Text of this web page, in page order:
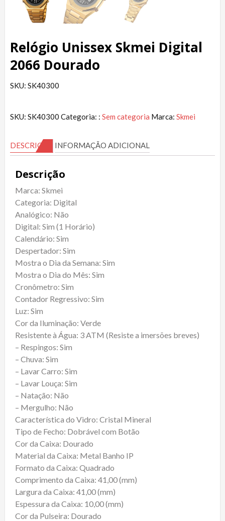
Relógio Unissex Skmei Digital
2066 Dourado
SKU: SK40300
SKU: SK40300 Categoria: : Sem categoria Marca: Skmei
DESCRIÇÃO INFORMAÇÃO ADICIONAL
Descrição
Marca: Skmei
Categoria: Digital
Analógico: Não
Digital: Sim (1 Horário)
Calendário: Sim
Despertador: Sim
Mostra o Dia da Semana: Sim
Mostra o Dia do Mês: Sim
Cronômetro: Sim
Contador Regressivo: Sim
Luz: Sim
Cor da Iluminação: Verde
Resistente à Água: 3 ATM (Resiste a imersões breves)
– Respingos: Sim
– Chuva: Sim
– Lavar Carro: Sim
– Lavar Louça: Sim
– Natação: Não
– Mergulho: Não
Característica do Vidro: Cristal Mineral
Tipo de Fecho: Dobrável com Botão
Cor da Caixa: Dourado
Material da Caixa: Metal Banho IP
Formato da Caixa: Quadrado
Comprimento da Caixa: 41,00 (mm)
Largura da Caixa: 41,00 (mm)
Espessura da Caixa: 10,00 (mm)
Cor da Pulseira: Dourado